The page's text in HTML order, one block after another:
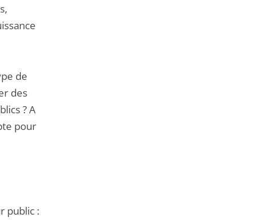
de
des
? A
pour
: